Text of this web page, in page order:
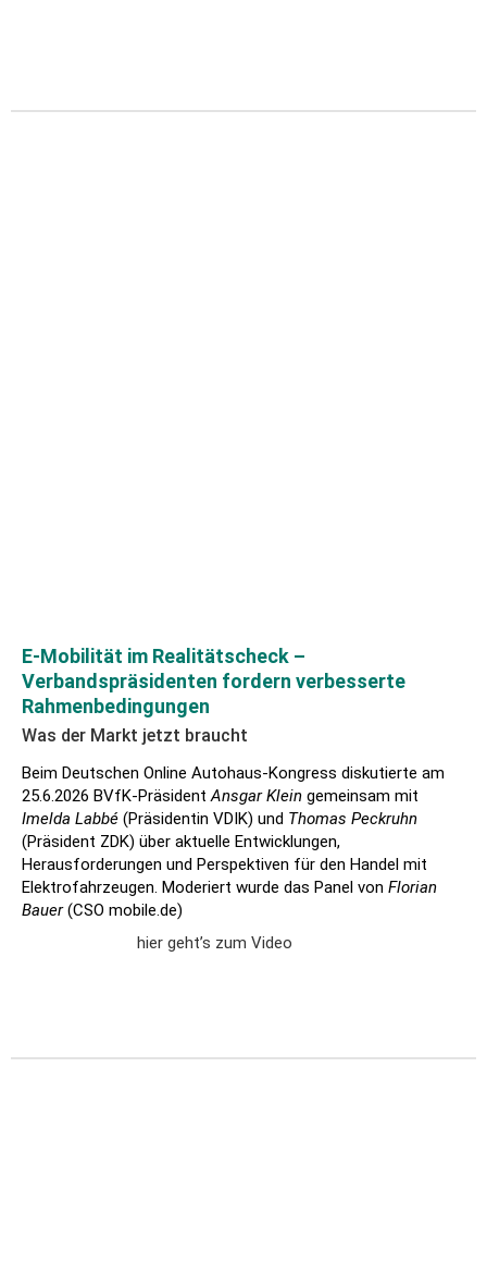
E-Mobilität im Realitätscheck –
Verbandspräsidenten fordern verbesserte
Rahmenbedingungen
Was der Markt jetzt braucht
Beim Deutschen Online Autohaus-Kongress diskutierte am
25.6.2026 BVfK-PräsidentAnsgar Klein gemeinsam mit
Imelda Labbé (Präsidentin VDIK) und Thomas Peckruhn
(Präsident ZDK) über aktuelle Entwicklungen,
Herausforderungen und Perspektiven für den Handel mit
Elektrofahrzeugen. Moderiert wurde das Panel von Florian
Bauer(CSO mobile.de)
hier geht’s zum Video